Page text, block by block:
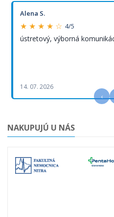
Alena S.
★ ★ ★ ★ ☆ 4/5
ústretový, výborná
14. 07. 2026
‹
NAKUPUJÚ U NÁS